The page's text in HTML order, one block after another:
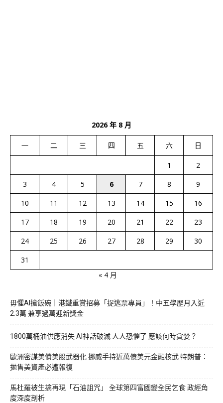
2026 年 8 月
一 二 三 四 五 六 日
1
2
3
4 5 6 7 8
9
10
11 12 13 14 15
16
17
18 19 20 21 22
23
24
25 26 27 28 29
30
31
« 4 月
毋懼AI搶飯碗｜港鐵重賞招募「捉逃票專員」！中五學歷月入近
2.3萬 兼享過萬迎新獎金
1800萬桶油供應消失 AI神話破滅 人人恐懼了 應該何時貪婪？
歐洲密謀美債美股武器化 挪威手持近萬億美元金融核武 特朗普：
拋售美資產必遭報復
馬杜羅被生擒再現「石油詛咒」 全球第四富國變全民乞食 政經角
度深度剖析